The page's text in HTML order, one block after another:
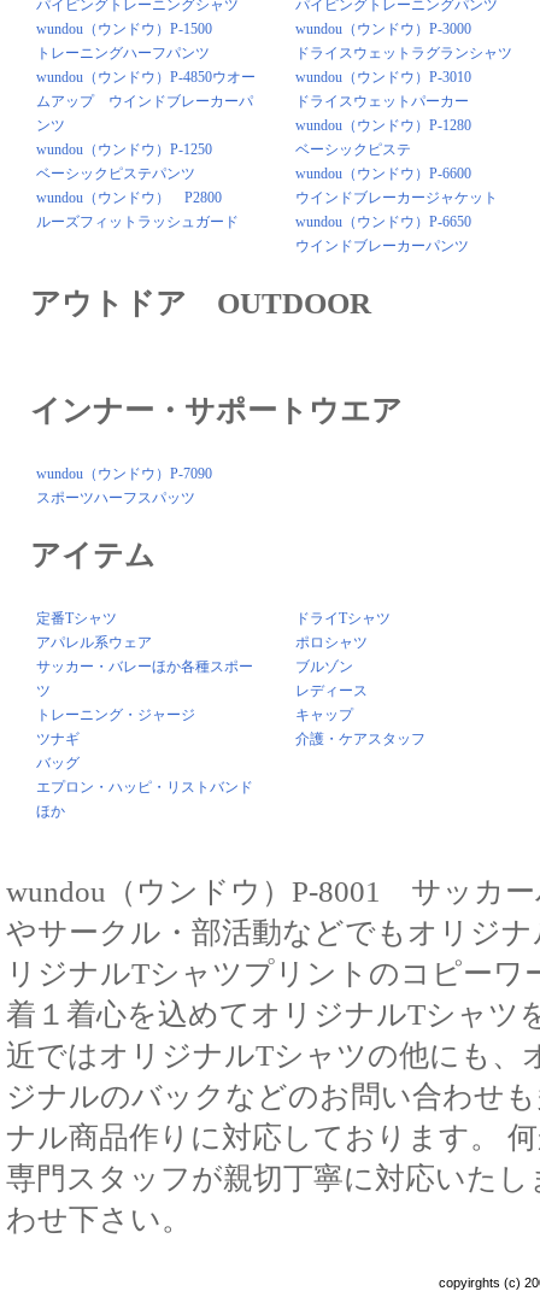
パイピングトレーニングシャツ
wundou（ウンドウ）P-1500
トレーニングハーフパンツ
wundou（ウンドウ）P-4850ウオー
ムアップ ウインドブレーカーパ
ンツ
wundou（ウンドウ）P-1250
ベーシックピステパンツ
wundou（ウンドウ） P2800
ルーズフィットラッシュガード
パイピングトレーニングパンツ
wundou（ウンドウ）P-3000
ドライスウェットラグランシャツ
wundou（ウンドウ）P-3010
ドライスウェットパーカー
wundou（ウンドウ）P-1280
ベーシックピステ
wundou（ウンドウ）P-6600
ウインドブレーカージャケット
wundou（ウンドウ）P-6650
ウインドブレーカーパンツ
アウトドア OUTDOOR
インナー・サポートウエア
wundou（ウンドウ）P-7090
スポーツハーフスパッツ
アイテム
定番Tシャツ
アパレル系ウェア
サッカー・バレーほか各種スポー
ツ
トレーニング・ジャージ
ツナギ
バッグ
エプロン・ハッピ・リストバンド
ほか
ドライTシャツ
ポロシャツ
ブルゾン
レディース
キャップ
介護・ケアスタッフ
wundou（ウンドウ）P-8001 サッカ
やサークル・部活動などでもオリジ
リジナルTシャツプリントのコピーワ
着１着心を込めてオリジナルTシャツ
近ではオリジナルTシャツの他にも
ジナルのバックなどのお問い合わせ
ナル商品作りに対応しております。
専門スタッフが親切丁寧に対応いた
わせ下さい。
copyirghts (c)